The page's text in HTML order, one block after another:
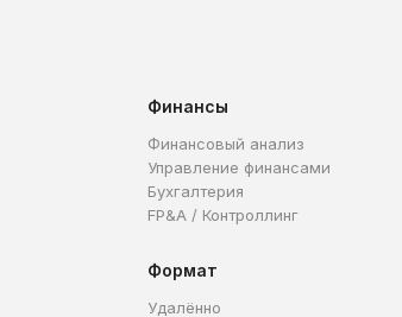
Финансы
Финансовый анализ
Управление финансами
Бухгалтерия
FP&A / Контроллинг
Формат
Удалённо